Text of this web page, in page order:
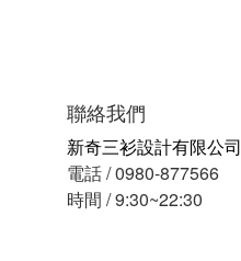
聯絡我們
新奇三衫設計有限公司
電話 / 0980-877566
時間 / 9:30~22:30